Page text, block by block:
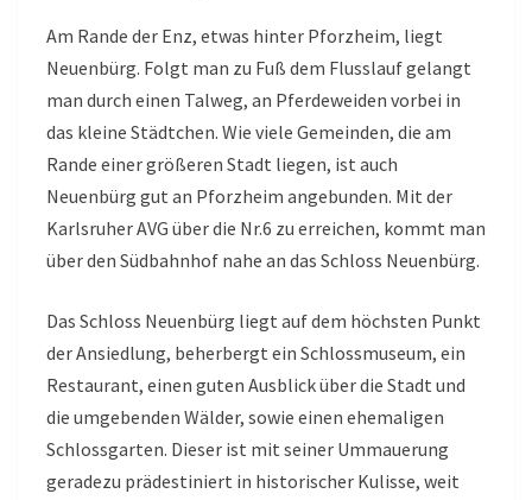
Am Rande der Enz, etwas hinter Pforzheim, liegt
Neuenbürg. Folgt man zu Fuß dem Flusslauf gelangt
man durch einen Talweg, an Pferdeweiden vorbei in
das kleine Städtchen. Wie viele Gemeinden, die am
Rande einer größeren Stadt liegen, ist auch
Neuenbürg gut an Pforzheim angebunden. Mit der
Karlsruher AVG über die Nr.6 zu erreichen, kommt man
über den Südbahnhof nahe an das Schloss Neuenbürg.
Das Schloss Neuenbürg liegt auf dem höchsten Punkt
der Ansiedlung, beherbergt ein Schlossmuseum, ein
Restaurant, einen guten Ausblick über die Stadt und
die umgebenden Wälder, sowie einen ehemaligen
Schlossgarten. Dieser ist mit seiner Ummauerung
geradezu prädestiniert in historischer Kulisse, weit